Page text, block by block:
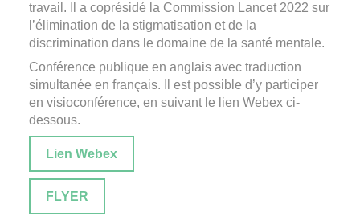
travail. Il a coprésidé la Commission Lancet 2022 sur
l’élimination de la stigmatisation et de la
discrimination dans le domaine de la santé mentale.
Conférence publique en anglais avec traduction
simultanée en français. Il est possible d’y participer
en visioconférence, en suivant le lien Webex ci-
dessous.
Lien Webex
FLYER